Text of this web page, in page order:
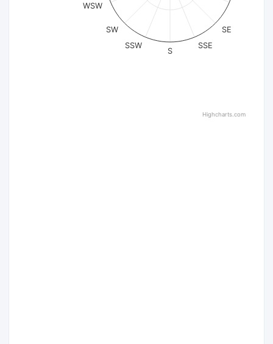
SE
SSE
S
SSW
SW
WSW
Highcharts.com